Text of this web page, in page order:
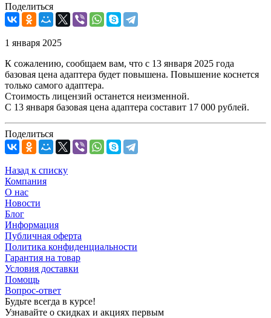
Поделиться
1 января 2025
К сожалению, сообщаем вам, что с 13 января 2025 года
базовая цена адаптера будет повышена. Повышение коснется
только самого адаптера.
Стоимость лицензий останется неизменной.
С 13 января базовая цена адаптера составит 17 000 рублей.
Поделиться
Назад к списку
Компания
О нас
Новости
Блог
Информация
Публичная оферта
Политика конфиденциальности
Гарантия на товар
Условия доставки
Помощь
Вопрос-ответ
Будьте всегда в курсе!
Узнавайте о скидках и акциях первым